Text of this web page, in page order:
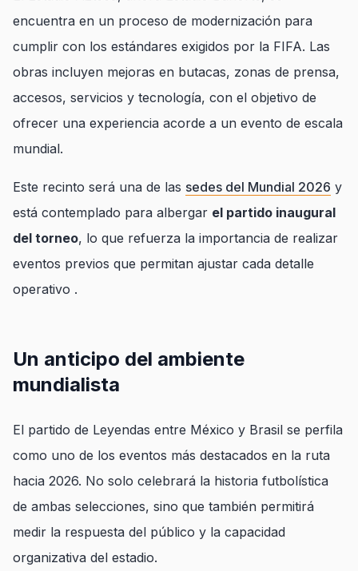
encuentra en un proceso de modernización para
cumplir con los estándares exigidos por la FIFA. Las
obras incluyen mejoras en butacas, zonas de prensa,
accesos, servicios y tecnología, con el objetivo de
ofrecer una experiencia acorde a un evento de escala
mundial.
Este recinto será una de las sedes del Mundial 2026 y
está contemplado para albergar el partido inaugural
del torneo, lo que refuerza la importancia de realizar
eventos previos que permitan ajustar cada detalle
operativo .
Un anticipo del ambiente
mundialista
El partido de Leyendas entre México y Brasil se perfila
como uno de los eventos más destacados en la ruta
hacia 2026. No solo celebrará la historia futbolística
de ambas selecciones, sino que también permitirá
medir la respuesta del público y la capacidad
organizativa del estadio.